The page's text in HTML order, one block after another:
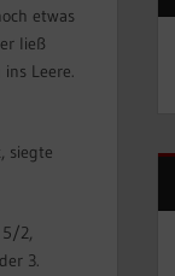
etwas
ließ
Leere.
siegte
5/2,
3.